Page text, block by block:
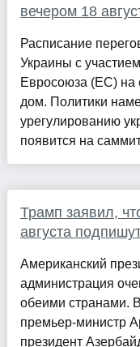
вечером 18
Расписание
Украины с
Евросоюза (ЕС) на
дом. Политики
урегулированию
появится на
Трамп заявил,
августа
Американский
администрация
обеими странами.
премьер-министр
президент